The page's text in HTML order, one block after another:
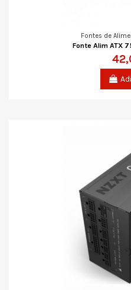
Fontes de
Fonte Alim ATX